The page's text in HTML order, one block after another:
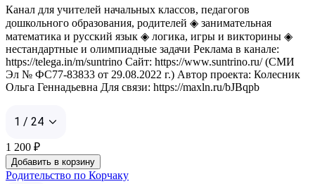
Канал для учителей начальных классов, педагогов
дошкольного образования, родителей ◈ занимательная
математика и русский язык ◈ логика, игры и викторины ◈
нестандартные и олимпиадные задачи Реклама в канале:
https://telega.in/m/suntrino Сайт: https://www.suntrino.ru/ (СМИ
Эл № ФС77-83833 от 29.08.2022 г.) Автор проекта: Колесник
Ольга Геннадьевна Для связи: https://maxln.ru/bJBqpb
1 / 24
1 200 ₽
Добавить в корзину
Родительство по Корчаку